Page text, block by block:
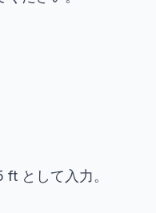
として入力。